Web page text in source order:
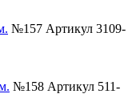
№157 Артикул 3109-
№158 Артикул 511-